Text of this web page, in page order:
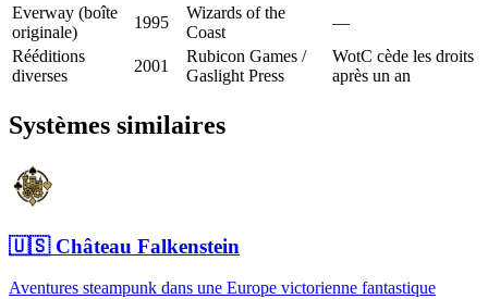
Everway (boîte
originale)
1995
Wizards of the
Coast
—
Rééditions
diverses
2001
Rubicon Games /
Gaslight Press
WotC cède les droits
après un an
Systèmes similaires
🇺🇸Château Falkenstein
Aventures steampunk dans une Europe victorienne fantastique